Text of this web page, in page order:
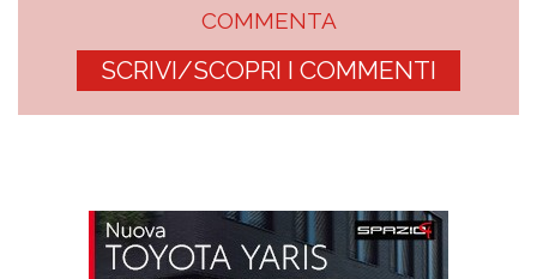
COMMENTA
SCRIVI/SCOPRI I COMMENTI